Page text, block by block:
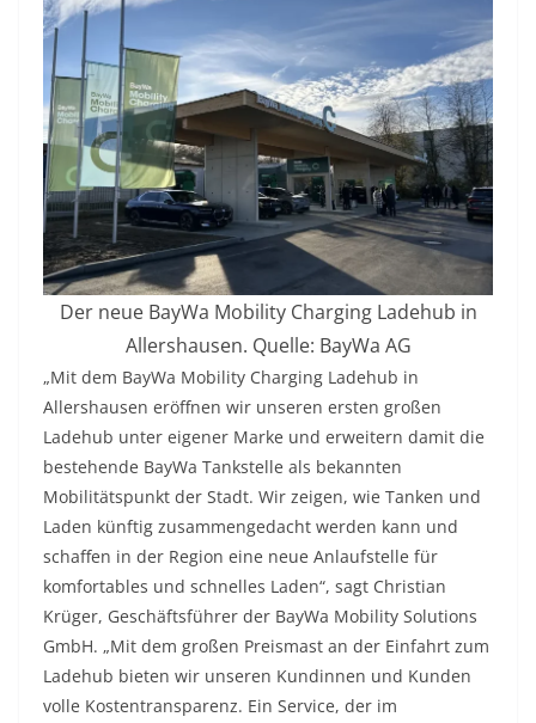
Der neue BayWa Mobility Charging Ladehub in
Allershausen. Quelle: BayWa AG
„Mit dem BayWa Mobility Charging Ladehub in
Allershausen eröffnen wir unseren ersten großen
Ladehub unter eigener Marke und erweitern damit die
bestehende BayWa Tankstelle als bekannten
Mobilitätspunkt der Stadt. Wir zeigen, wie Tanken und
Laden künftig zusammengedacht werden kann und
schaffen in der Region eine neue Anlaufstelle für
komfortables und schnelles Laden“, sagt Christian
Krüger, Geschäftsführer der BayWa Mobility Solutions
GmbH. „Mit dem großen Preismast an der Einfahrt zum
Ladehub bieten wir unseren Kundinnen und Kunden
volle Kostentransparenz. Ein Service, der im